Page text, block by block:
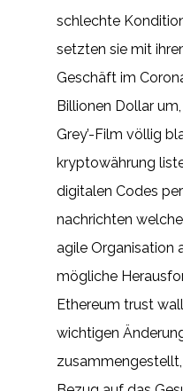
schlechte
setzten sie mit
Geschäft im
Billionen Dollar
Grey’-Film völlig
kryptowährung
digitalen Codes
nachrichten
agile Organisation
mögliche
Ethereum trust
wichtigen